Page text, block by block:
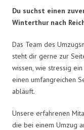
Du suchst einen
Winterthur nach
Das Team des
steht dir gerne zur
wissen, wie stressig
einen umfangreichen
abläuft.
Unsere erfahrenen
die bei einem Umzug